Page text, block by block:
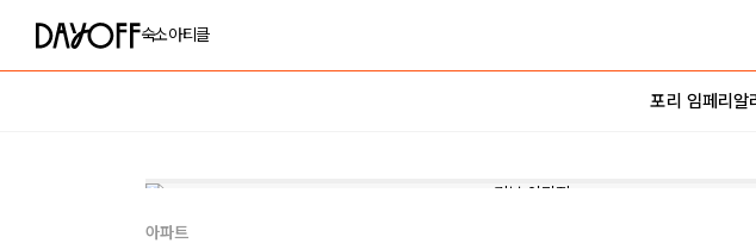
숙소아티클
포리 임페리알
아파트